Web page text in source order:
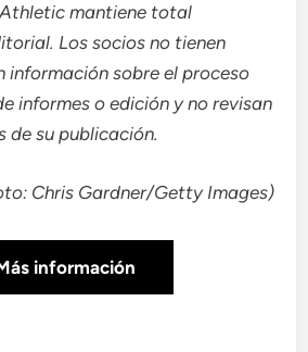
mantiene total
Los socios no tienen
información sobre el proceso
informes o edición y no revisan
de su publicación.
Chris Gardner/Getty Images)
información